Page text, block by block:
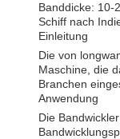
Banddicke: 10-
Schiff nach
Einleitung
Die von
Maschine, die
Branchen
Anwendung
Die